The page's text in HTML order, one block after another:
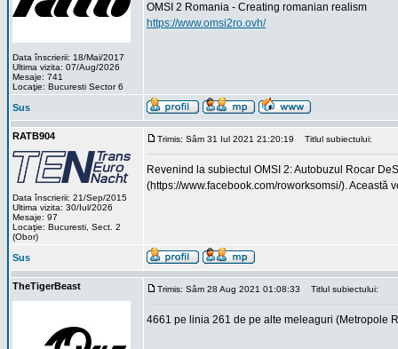
Data înscrierii: 18/Mai/2017
Ultima vizita: 07/Aug/2026
Mesaje: 741
Locaţie: Bucuresti Sector 6
OMSI 2 Romania - Creating romanian realism
https://www.omsi2ro.ovh/
Sus
RATB904
Data înscrierii: 21/Sep/2015
Ultima vizita: 30/Iul/2026
Mesaje: 97
Locaţie: Bucuresti, Sect. 2
(Obor)
Trimis: Sâm 31 Iul 2021 21:20:19 Titlul subiectului:
Revenind la subiectul OMSI 2: Autobuzul Rocar
(https://www.facebook.com/roworksomsi/). Această
Sus
TheTigerBeast Trimis: Sâm 28 Aug 2021 01:08:33 Titlul subiectului:
4661 pe linia 261 de pe alte meleaguri (Metropole